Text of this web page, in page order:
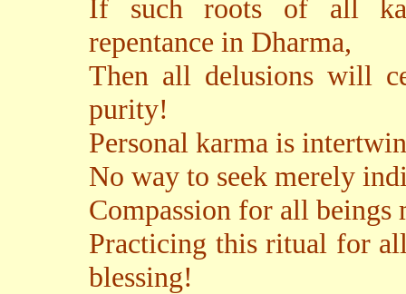
If such roots of all
repentance in Dharma,
Then all delusions will
purity!
Personal karma is
No way to seek merely
Compassion for all beings
Practicing this ritual for
blessing!